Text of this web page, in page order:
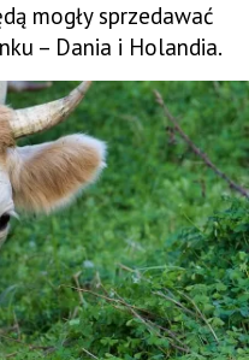
mogły sprzedawać
– Dania i Holandia.